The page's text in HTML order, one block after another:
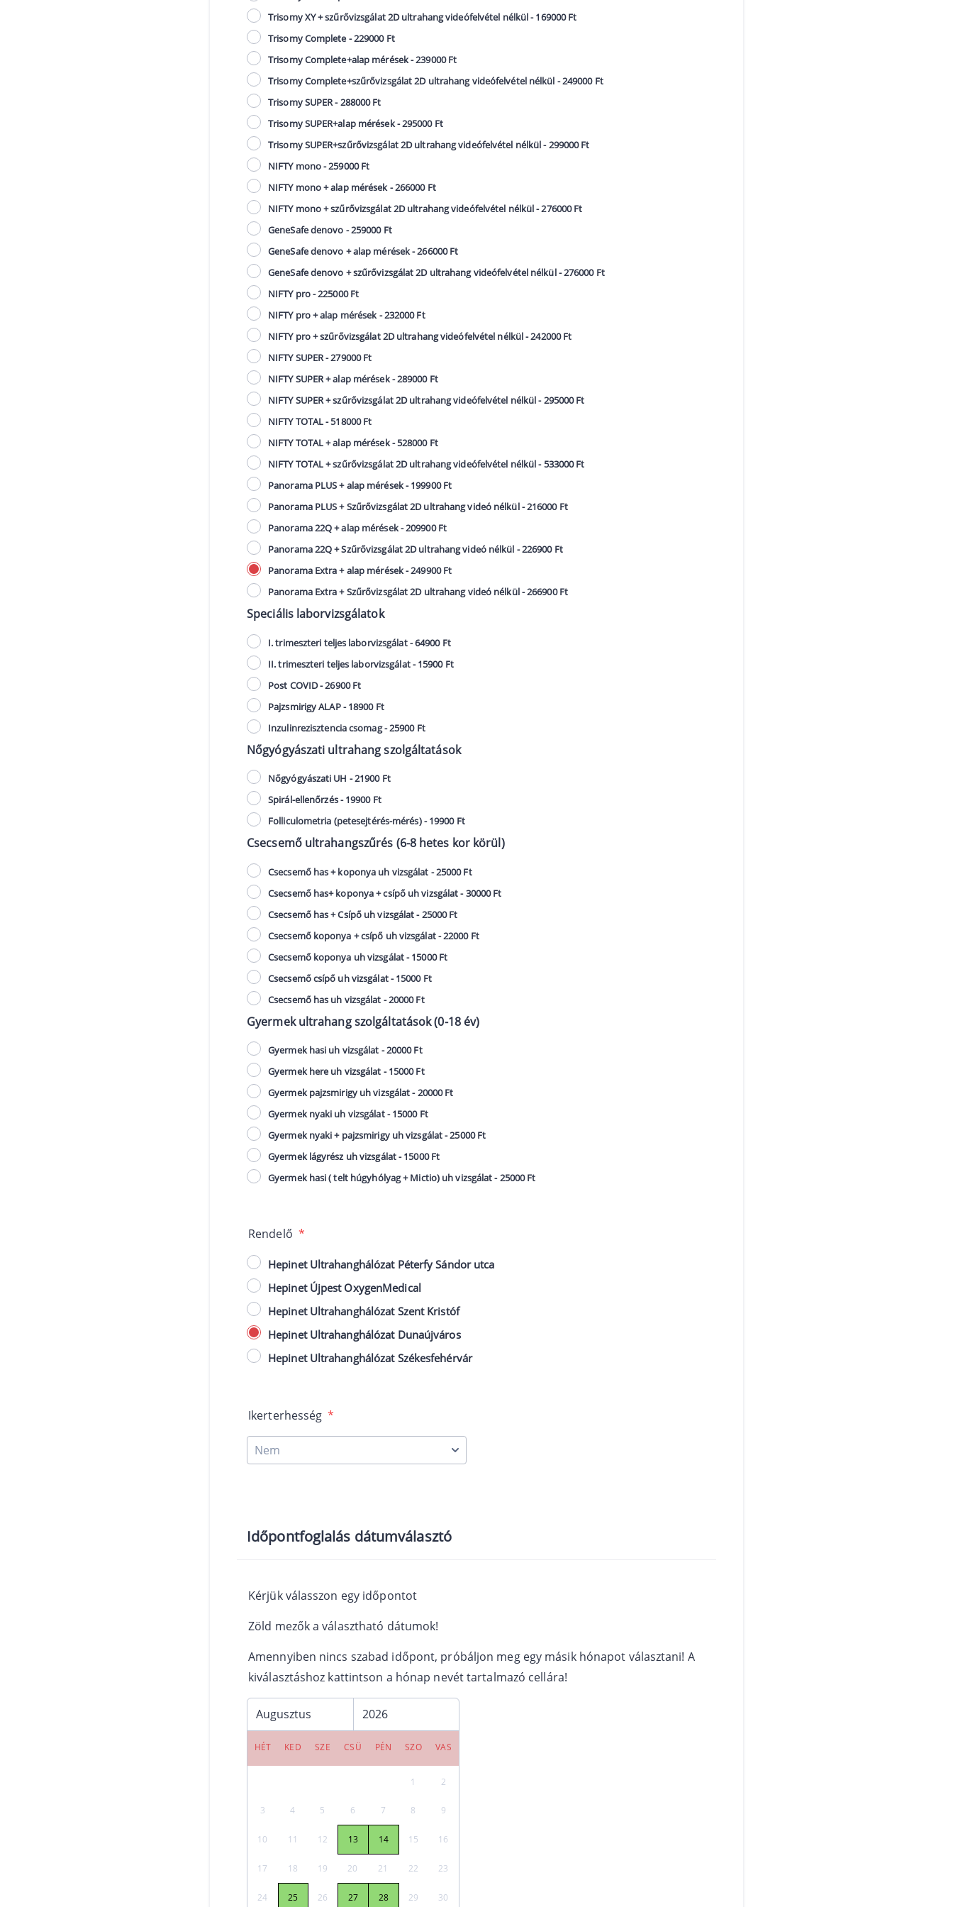
Trisomy XY + szűrővizsgálat 2D ultrahang videófelvétel nélkül - 169000 Ft
Trisomy Complete - 229000 Ft
Trisomy Complete+alap mérések - 239000 Ft
Trisomy Complete+szűrővizsgálat 2D ultrahang videófelvétel nélkül - 249000 Ft
Trisomy SUPER - 288000 Ft
Trisomy SUPER+alap mérések - 295000 Ft
Trisomy SUPER+szűrővizsgálat 2D ultrahang videófelvétel nélkül - 299000 Ft
NIFTY mono - 259000 Ft
NIFTY mono + alap mérések - 266000 Ft
NIFTY mono + szűrővizsgálat 2D ultrahang videófelvétel nélkül - 276000 Ft
GeneSafe denovo - 259000 Ft
GeneSafe denovo + alap mérések - 266000 Ft
GeneSafe denovo + szűrővizsgálat 2D ultrahang videófelvétel nélkül - 276000 Ft
NIFTY pro - 225000 Ft
NIFTY pro + alap mérések - 232000 Ft
NIFTY pro + szűrővizsgálat 2D ultrahang videófelvétel nélkül - 242000 Ft
NIFTY SUPER - 279000 Ft
NIFTY SUPER + alap mérések - 289000 Ft
NIFTY SUPER + szűrővizsgálat 2D ultrahang videófelvétel nélkül - 295000 Ft
NIFTY TOTAL - 518000 Ft
NIFTY TOTAL + alap mérések - 528000 Ft
NIFTY TOTAL + szűrővizsgálat 2D ultrahang videófelvétel nélkül - 533000 Ft
Panorama PLUS + alap mérések - 199900 Ft
Panorama PLUS + Szűrővizsgálat 2D ultrahang videó nélkül - 216000 Ft
Panorama 22Q + alap mérések - 209900 Ft
Panorama 22Q + Szűrővizsgálat 2D ultrahang videó nélkül - 226900 Ft
Panorama Extra + alap mérések - 249900 Ft
Panorama Extra + Szűrővizsgálat 2D ultrahang videó nélkül - 266900 Ft
Speciális laborvizsgálatok
I. trimeszteri teljes laborvizsgálat - 64900 Ft
II. trimeszteri teljes laborvizsgálat - 15900 Ft
Post COVID - 26900 Ft
Pajzsmirigy ALAP - 18900 Ft
Inzulinrezisztencia csomag - 25900 Ft
Nőgyógyászati ultrahang szolgáltatások
Nőgyógyászati UH - 21900 Ft
Spirál-ellenőrzés - 19900 Ft
Folliculometria (petesejtérés-mérés) - 19900 Ft
Csecsemő ultrahangszűrés (6-8 hetes kor körül)
Csecsemő has + koponya uh vizsgálat - 25000 Ft
Csecsemő has+ koponya + csípő uh vizsgálat - 30000 Ft
Csecsemő has + Csípő uh vizsgálat - 25000 Ft
Csecsemő koponya + csípő uh vizsgálat - 22000 Ft
Csecsemő koponya uh vizsgálat - 15000 Ft
Csecsemő csípő uh vizsgálat - 15000 Ft
Csecsemő has uh vizsgálat - 20000 Ft
Gyermek ultrahang szolgáltatások (0-18 év)
Gyermek hasi uh vizsgálat - 20000 Ft
Gyermek here uh vizsgálat - 15000 Ft
Gyermek pajzsmirigy uh vizsgálat - 20000 Ft
Gyermek nyaki uh vizsgálat - 15000 Ft
Gyermek nyaki + pajzsmirigy uh vizsgálat - 25000 Ft
Gyermek lágyrész uh vizsgálat - 15000 Ft
Gyermek hasi ( telt húgyhólyag + Mictio) uh vizsgálat - 25000 Ft
Rendelő *
Hepinet Ultrahanghálózat Péterfy Sándor utca
Hepinet Újpest OxygenMedical
Hepinet Ultrahanghálózat Szent Kristóf
Hepinet Ultrahanghálózat Dunaújváros
Hepinet Ultrahanghálózat Székesfehérvár
Ikerterhesség *
Időpontfoglalás dátumválasztó
Kérjük válasszon egy időpontot
Zöld mezők a választható dátumok!
Amennyiben nincs szabad időpont, próbáljon meg egy másik hónapot választani! A
kiválasztáshoz kattintson a hónap nevét tartalmazó cellára!
HÉT KED SZE CSÜ PÉN SZO VAS
1 2
3 4 5 6 7 8 9
10 11 12 13 14 15 16
17 18 19 20 21 22 23
24 25 26 27 28 29 30